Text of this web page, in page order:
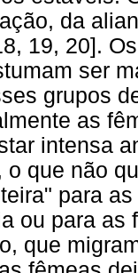
da
19, 20].
ser
grupos
as
intensa
o que não
para
ou para
que